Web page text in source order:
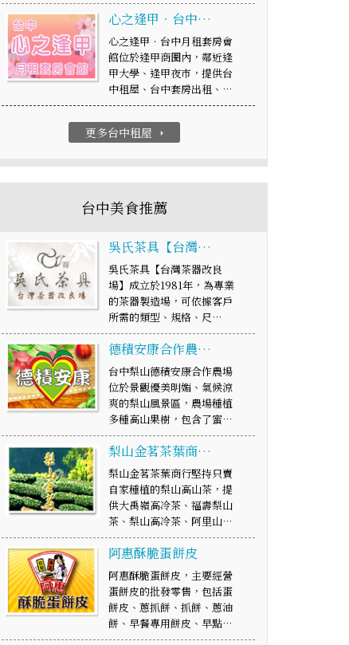
心之逢甲‧台中…
心之逢甲‧台中月租套房會
館位於逢甲商圈內，鄰近逢
甲大學、逢甲夜市，提供台
中租屋、台中套房出租、…
更多台中租屋 arrow_right
台中美食推薦
吳氏茶具【台灣…
吳氏茶具【台灣茶器改良
場】成立於1981年，為專業
的茶器製造場，可依據客戶
所需的類型、規格、尺…
德積安康合作農…
台中梨山德積安康合作農場
位於景觀優美明媚、氣候涼
爽的梨山風景區，農場種植
多種高山果樹，包含了蜜…
梨山金茗茶葉商…
梨山金茗茶葉商行堅持只賣
自家種植的梨山高山茶，提
供大禹嶺高冷茶、福壽梨山
茶、梨山高冷茶、阿里山…
阿惠酥脆蛋餅皮
阿惠酥脆蛋餅皮，主要經營
蛋餅皮的批發零售，包括蛋
餅皮、蔥抓餅、抓餅、蔥油
餅、早餐專用餅皮、早點…